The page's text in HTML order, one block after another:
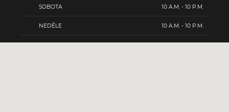
SOBOTA 10 A.M. - 10 P.M.
NEDĚLE 10 A.M. - 10 P.M.